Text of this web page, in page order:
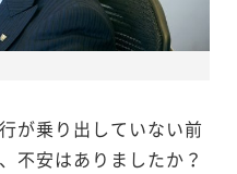
が乗り出していない前
不安はありましたか？